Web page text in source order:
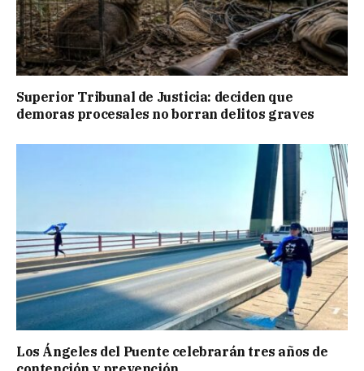
Superior Tribunal de Justicia: deciden que
demoras procesales no borran delitos graves
Los Ángeles del Puente celebrarán tres años de